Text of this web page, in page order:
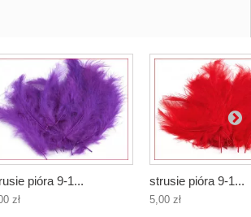
pióra 9-1...
zł
strusie pióra 9-1...
5,00 zł